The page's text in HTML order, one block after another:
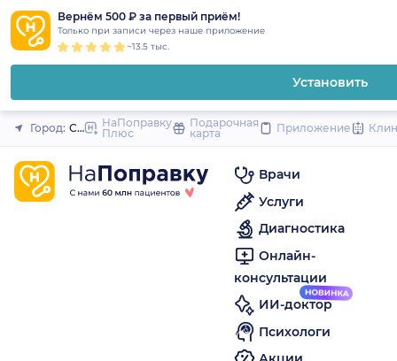
Вернём 500 ₽ за первый приём!
Только при записи через наше приложение
~13.5 тыс.
Установить
Закрыть
Город: Санкт-Петербург
НаПоправку
Плюс
Подарочная
карта
Приложение
Врачи
Услуги
Диагностика
Онлайн-
консультации
ИИ-доктор
Психологи